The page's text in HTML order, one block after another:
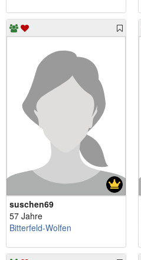
suschen69
57 Jahre
Bitterfeld-Wolfen